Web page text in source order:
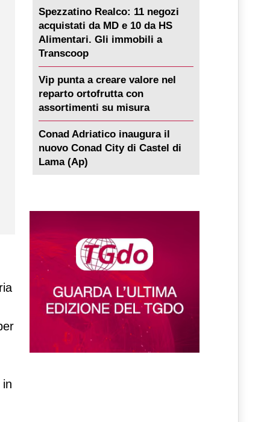
Spezzatino Realco: 11 negozi
acquistati da MD e 10 da HS
Alimentari. Gli immobili a
Transcoop
Vip punta a creare valore nel
reparto ortofrutta con
assortimenti su misura
Conad Adriatico inaugura il
nuovo Conad City di Castel di
Lama (Ap)